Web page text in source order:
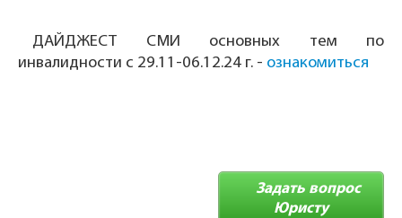
ДАЙДЖЕСТ СМИ основных тем по
инвалидности с 29.11-06.12.24 г. - ознакомиться
Задать вопрос
Юристу